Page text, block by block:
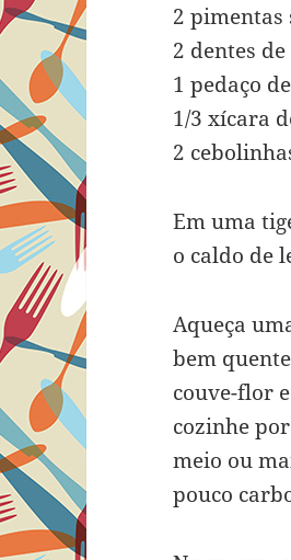
2 pimentas
2 dentes
1 pedaço
1/3 xícara
2
Em uma
o caldo de
Aqueça
bem
couve-flor
cozinhe
meio ou
pouco